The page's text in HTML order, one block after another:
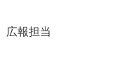
報担当